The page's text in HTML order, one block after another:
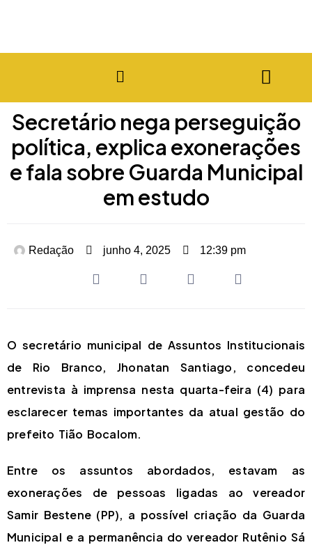
Secretário nega perseguição
política, explica exonerações
e fala sobre Guarda Municipal
em estudo
Redação junho 4, 2025 12:39 pm
O secretário municipal de Assuntos Institucionais
de Rio Branco, Jhonatan Santiago, concedeu
entrevista à imprensa nesta quarta-feira (4) para
esclarecer temas importantes da atual gestão do
prefeito Tião Bocalom.
Entre os assuntos abordados, estavam as
exonerações de pessoas ligadas ao vereador
Samir Bestene (PP), a possível criação da Guarda
Municipal e a permanência do vereador Rutênio Sá